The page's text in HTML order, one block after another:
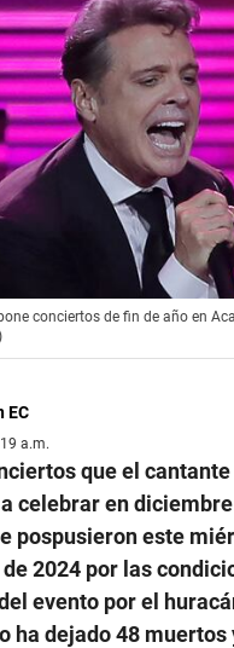
conciertos de fin de año en
EC
a.m.
que el
celebrar en
pospusieron este
2024 por las
evento por el
ha dejado 48 muertos